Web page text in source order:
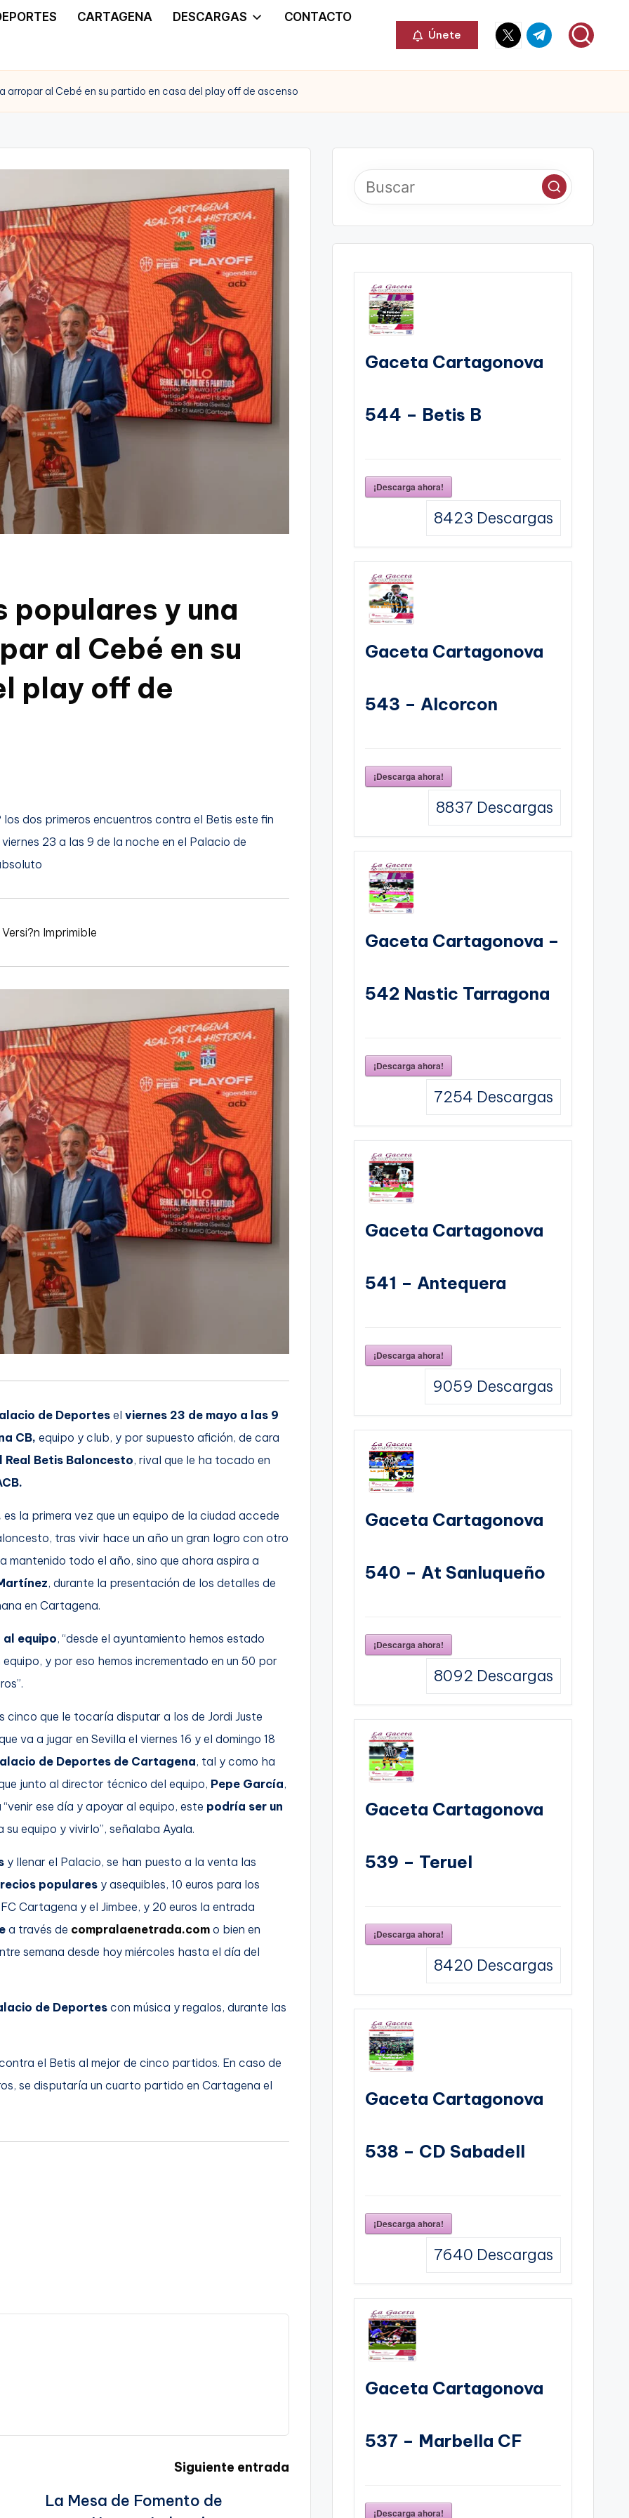
CARTAGENA DESCARGAS CONTACTO
Únete
Elemento
del
Elemento
del
arropar al Cebé en su partido en casa del play off de ascenso
populares y una
al Cebé en su
play off de
dos primeros encuentros contra el Betis este fin
23 a las 9 de la noche en el Palacio de
Versi?n Imprimible
de Deportesel viernes 23 de mayo a las 9
CB, equipo y club, y por supuesto afición, de cara
Betis Baloncesto, rival que le ha tocado en
es la primera vez que un equipo de la ciudad accede
tras vivir hace un año un gran logro con otro
mantenido todo el año, sino que ahora aspira a
, durante la presentación de los detalles de
en Cartagena.
al equipo, “desde el ayuntamiento hemos estado
y por eso hemos incrementado en un 50 por
cinco que le tocaría disputar a los de Jordi Juste
va a jugar en Sevilla el viernes 16 y el domingo 18
de Deportes de Cartagena, tal y como ha
junto al director técnico del equipo, Pepe García,
“venir ese día y apoyar al equipo, este podría ser un
equipo y vivirlo”, señalaba Ayala.
y llenar el Palacio, se han puesto a la venta las
populares y asequibles, 10 euros para los
Cartagena y el Jimbee, y 20 euros la entrada
a través de compralaenetrada.com o bien en
semana desde hoy miércoles hasta el día del
de Deportes con música y regalos, durante las
el Betis al mejor de cinco partidos. En caso de
se disputaría un cuarto partido en Cartagena el
Siguiente entrada
La Mesa de Fomento de
Gaceta Cartagonova
544 – Betis B
¡Descarga ahora!
8423 Descargas
Gaceta Cartagonova
543 – Alcorcon
¡Descarga ahora!
8837 Descargas
Gaceta Cartagonova –
542 Nastic Tarragona
¡Descarga ahora!
7254 Descargas
Gaceta Cartagonova
541 – Antequera
¡Descarga ahora!
9059 Descargas
Gaceta Cartagonova
540 – At Sanluqueño
¡Descarga ahora!
8092 Descargas
Gaceta Cartagonova
539 – Teruel
¡Descarga ahora!
8420 Descargas
Gaceta Cartagonova
538 – CD Sabadell
¡Descarga ahora!
7640 Descargas
Gaceta Cartagonova
537 – Marbella CF
¡Descarga ahora!